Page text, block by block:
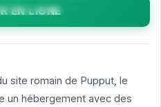
Hammamet
EN LIGNE
site romain de Pupput, le
un hébergement avec des